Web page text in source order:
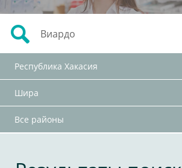
Республика Хакасия
Шира
Все районы